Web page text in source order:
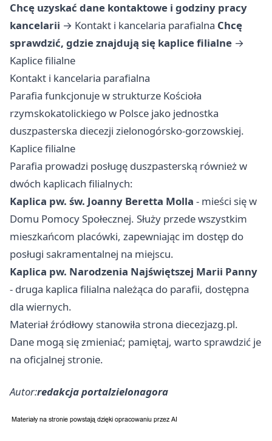
Chcę uzyskać dane kontaktowe i godziny pracy
kancelarii → Kontakt i kancelaria parafialna Chcę
sprawdzić, gdzie znajdują się kaplice filialne →
Kaplice filialne
Kontakt i kancelaria parafialna
Parafia funkcjonuje w strukturze Kościoła
rzymskokatolickiego w Polsce jako jednostka
duszpasterska diecezji zielonogórsko-gorzowskiej.
Kaplice filialne
Parafia prowadzi posługę duszpasterską również w
dwóch kaplicach filialnych:
Kaplica pw. św. Joanny Beretta Molla - mieści się w
Domu Pomocy Społecznej. Służy przede wszystkim
mieszkańcom placówki, zapewniając im dostęp do
posługi sakramentalnej na miejscu.
Kaplica pw. Narodzenia Najświętszej Marii Panny
- druga kaplica filialna należąca do parafii, dostępna
dla wiernych.
Materiał źródłowy stanowiła strona diecezjazg.pl.
Dane mogą się zmieniać; pamiętaj, warto sprawdzić je
na oficjalnej stronie.
Autor:redakcja portalzielonagora